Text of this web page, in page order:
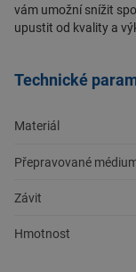
vám umožní snížit
upustit od kvality a
Technické
Materiál
Přepravované
Závit
Hmotnost